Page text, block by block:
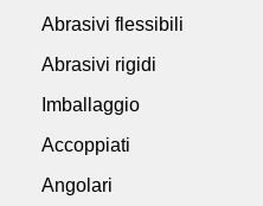
Abrasivi flessibili
Abrasivi rigidi
Imballaggio
Accoppiati
Angolari